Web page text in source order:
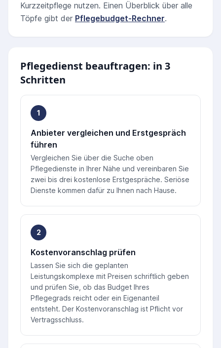
Kurzzeitpflege nutzen. Einen Überblick über alle
Töpfe gibt der Pflegebudget-Rechner.
Pflegedienst beauftragen: in 3
Schritten
1
Anbieter vergleichen und Erstgespräch
führen
Vergleichen Sie über die Suche oben
Pflegedienste in Ihrer Nähe und vereinbaren Sie
zwei bis drei kostenlose Erstgespräche. Seriöse
Dienste kommen dafür zu Ihnen nach Hause.
2
Kostenvoranschlag prüfen
Lassen Sie sich die geplanten
Leistungskomplexe mit Preisen schriftlich geben
und prüfen Sie, ob das Budget Ihres
Pflegegrads reicht oder ein Eigenanteil
entsteht. Der Kostenvoranschlag ist Pflicht vor
Vertragsschluss.